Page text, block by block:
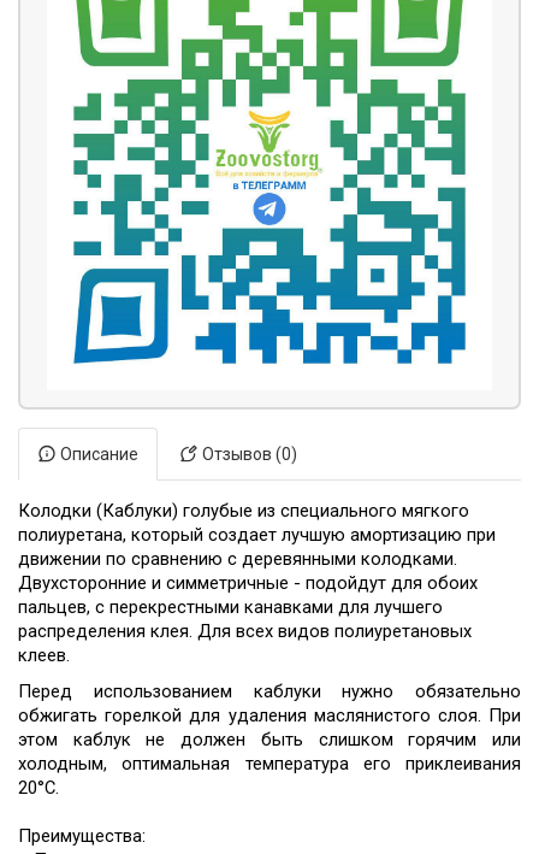
Описание Отзывов (0)
Колодки (Каблуки) голубые из специального мягкого
полиуретана, который создает лучшую амортизацию при
движении по сравнению с деревянными колодками.
Двухсторонние и симметричные - подойдут для обоих
пальцев, с перекрестными канавками для лучшего
распределения клея. Для всех видов полиуретановых
клеев.
Перед использованием каблуки нужно обязательно
обжигать горелкой для удаления маслянистого слоя. При
этом каблук не должен быть слишком горячим или
холодным, оптимальная температура его приклеивания
20°С.
Преимущества: